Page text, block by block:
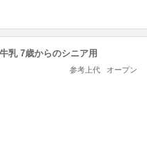
乳 7歳からのシニア用
参考上代 オープン